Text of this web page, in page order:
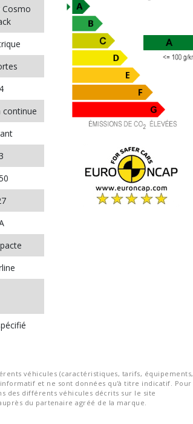
Cosmo
4
continue
3
véhicules (caractéristiques, tarifs, équipements,
et ne sont données qu'à titre indicatif. Pour
des différents véhicules décrits sur le site
du partenaire agréé de la marque.